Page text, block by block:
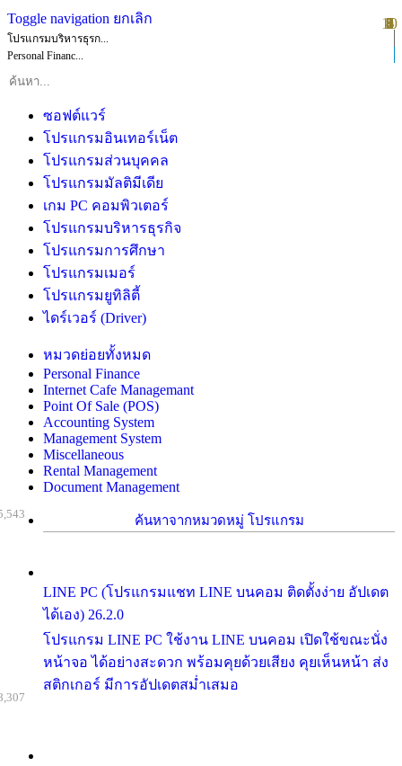
Toggle navigation ยกเลิก
โปรแกรมบริหารธุรก...
Personal Financ...
ซอฟต์แวร์
โปรแกรมอินเทอร์เน็ต
โปรแกรมส่วนบุคคล
โปรแกรมมัลติมีเดีย
เกม PC คอมพิวเตอร์
โปรแกรมบริหารธุรกิจ
โปรแกรมการศึกษา
โปรแกรมเมอร์
โปรแกรมยูทิลิตี้
ไดร์เวอร์ (Driver)
หมวดย่อยทั้งหมด
Personal Finance
Internet Cafe Managemant
Point Of Sale (POS)
Accounting System
Management System
Miscellaneous
Rental Management
Document Management
ค้นหาจากหมวดหมู่ โปรแกรม
LINE PC (โปรแกรมแชท LINE บนคอม ติดตั้งง่าย อัปเดต
ได้เอง) 26.2.0
โปรแกรม LINE PC ใช้งาน LINE บนคอม เปิดใช้ขณะนั่ง
หน้าจอ ได้อย่างสะดวก พร้อมคุยด้วยเสียง คุยเห็นหน้า ส่ง
สติกเกอร์ มีการอัปเดตสม่ำเสมอ
1
2
3
4
5
6
7
8
9
10